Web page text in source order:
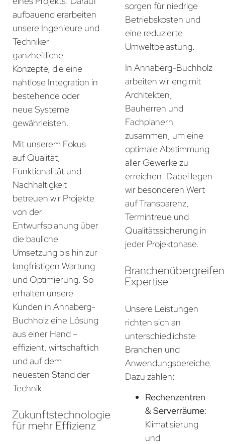
aufbauend erarbeiten
unsere Ingenieure und
Techniker
ganzheitliche
Konzepte, die eine
nahtlose Integration in
bestehende oder
neue Systeme
gewährleisten.
Mit unserem Fokus
auf Qualität,
Funktionalität und
Nachhaltigkeit
betreuen wir Projekte
von der
Entwurfsplanung über
die bauliche
Umsetzung bis hin zur
langfristigen Wartung
und Optimierung. So
erhalten unsere
Kunden in Annaberg-
Buchholz eine Lösung
aus einer Hand –
effizient, wirtschaftlich
und auf dem
neuesten Stand der
Technik.
Zukunftstechnologie
für mehr Effizienz
sorgen für niedrige
Betriebskosten und
eine reduzierte
Umweltbelastung.
In Annaberg-Buchholz
arbeiten wir eng mit
Architekten,
Bauherren und
Fachplanern
zusammen, um eine
optimale Abstimmung
aller Gewerke zu
erreichen. Dabei legen
wir besonderen Wert
auf Transparenz,
Termintreue und
Qualitätssicherung in
jeder Projektphase.
Expertise
Unsere Leistungen
richten sich an
unterschiedlichste
Branchen und
Anwendungsbereiche.
Dazu zählen:
Rechenzentren
& Serverräume:
Klimatisierung
und